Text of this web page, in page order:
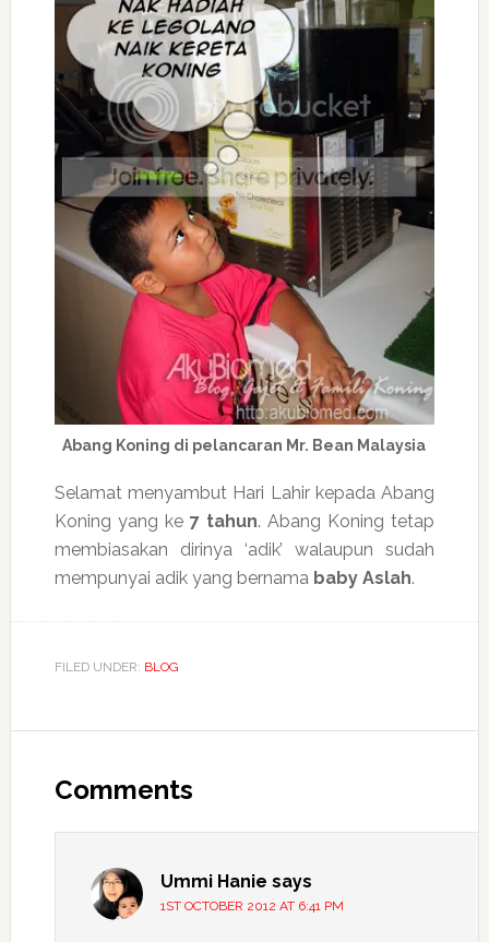
Abang Koning di pelancaran Mr. Bean Malaysia
Selamat menyambut Hari Lahir kepada Abang
Koning yang ke 7 tahun. Abang Koning tetap
membiasakan dirinya ‘adik’ walaupun sudah
mempunyai adik yang bernama baby Aslah.
FILED UNDER: BLOG
Interactions
Comments
Ummi Hanie says
1ST OCTOBER 2012 AT 6:41 PM